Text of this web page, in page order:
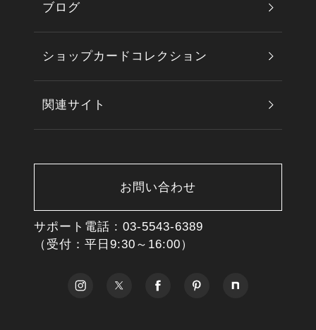
ブログ
ショップカードコレクション
関連サイト
お問い合わせ
サポート電話 : 03-5543-6389
（受付：平日9:30～16:00）